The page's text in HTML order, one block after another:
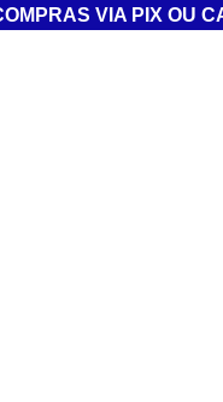
VIA PIX OU